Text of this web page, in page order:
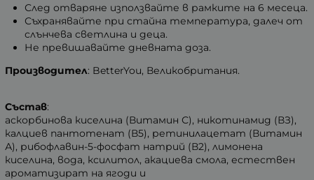
След отваряне използвайте в рамките на 6 месеца.
Съхранявайте при стайна температура, далеч от
слънчева светлина и деца.
Не превишавайте дневната доза.
Производител: BetterYou, Великобритания.
Състав:
аскорбинова киселина (Витамин С), никотинамид (ВЗ),
калциев пантотенат (В5), ретинилацетат (Витамин
А), рибофлавин-5-фосфат натрий (В2), лимонена
киселина, вода, ксилитол, акациева смола, естествен
ароматизират на ягоди и